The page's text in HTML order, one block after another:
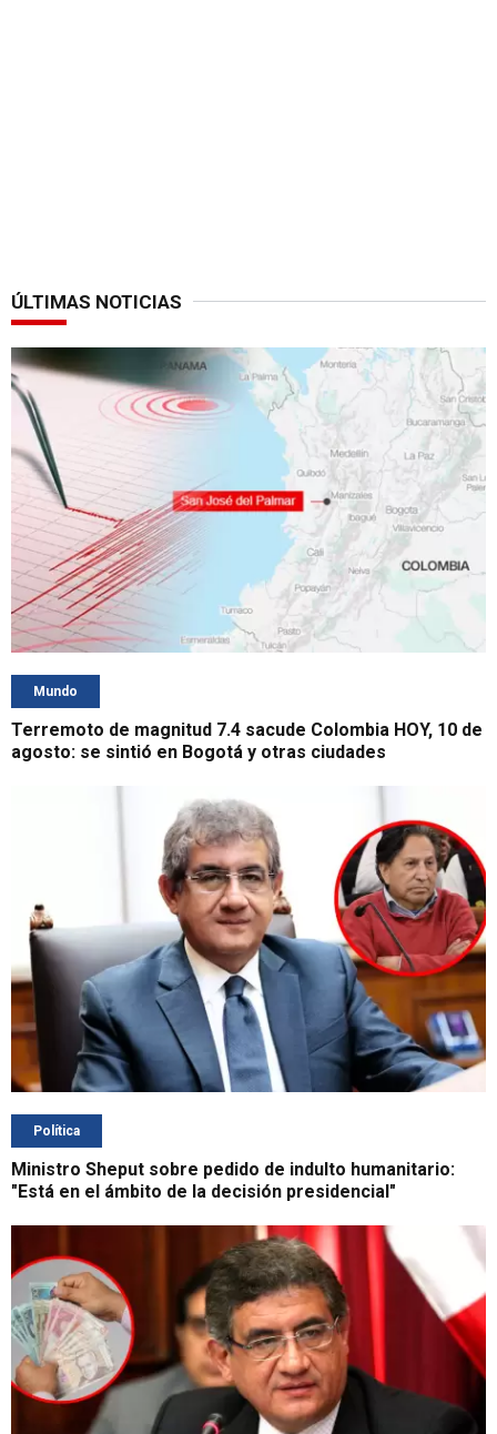
ÚLTIMAS NOTICIAS
Mundo
Terremoto de magnitud 7.4 sacude Colombia HOY, 10 de
agosto: se sintió en Bogotá y otras ciudades
Política
Ministro Sheput sobre pedido de indulto humanitario:
"Está en el ámbito de la decisión presidencial"